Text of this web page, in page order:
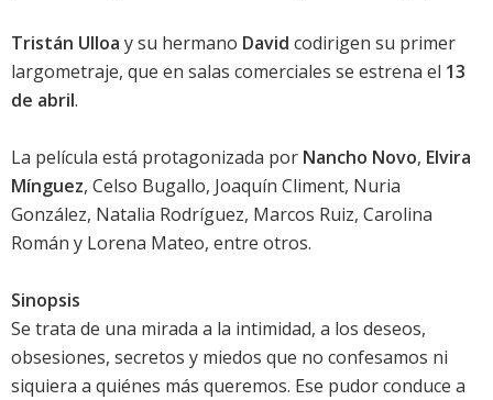
Tristán Ulloa y su hermano David codirigen su primer
largometraje, que en salas comerciales se estrena el 13
de abril.
La película está protagonizada por Nancho Novo, Elvira
Mínguez, Celso Bugallo, Joaquín Climent, Nuria
González, Natalia Rodríguez, Marcos Ruiz, Carolina
Román y Lorena Mateo, entre otros.
Sinopsis
Se trata de una mirada a la intimidad, a los deseos,
obsesiones, secretos y miedos que no confesamos ni
siquiera a quiénes más queremos. Ese pudor conduce a